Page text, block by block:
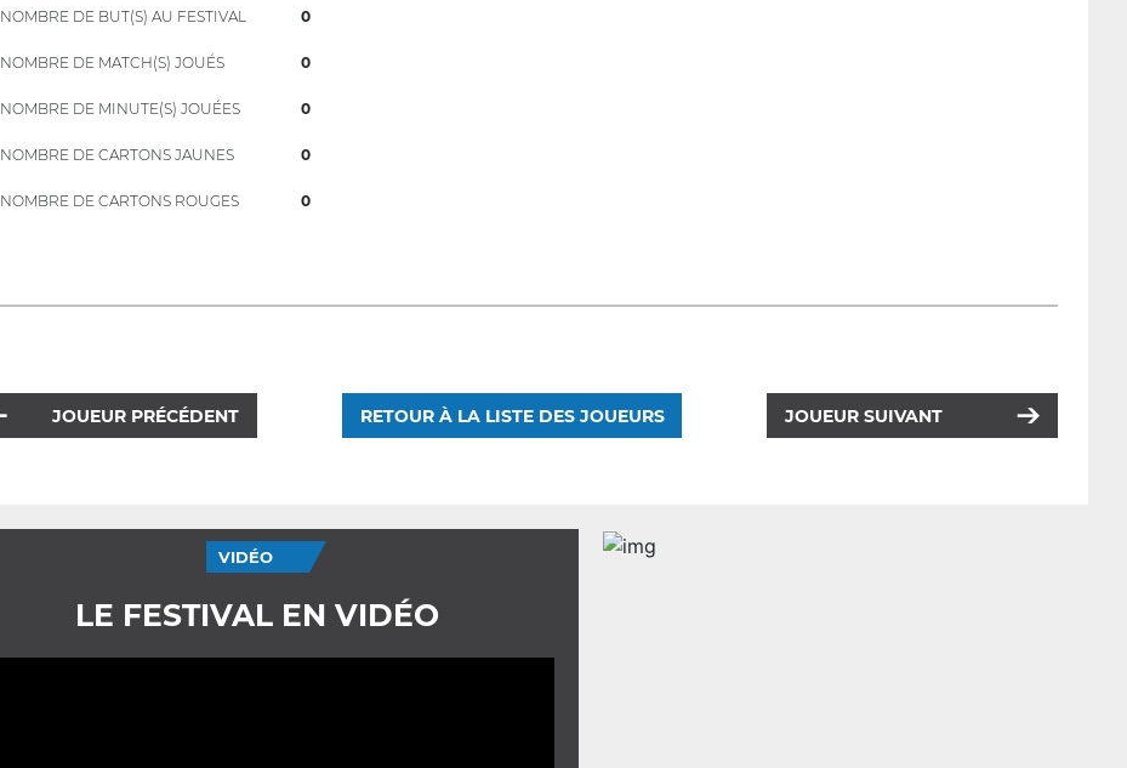
NOMBRE DE BUT(S) AU FESTIVAL 0
NOMBRE DE MATCH(S) JOUÉS 0
NOMBRE DE MINUTE(S) JOUÉES 0
NOMBRE DE CARTONS JAUNES 0
NOMBRE DE CARTONS ROUGES 0
JOUEUR PRÉCÉDENT RETOUR À LA LISTE DES JOUEURS JOUEUR SUIVANT
VIDÉO
LE FESTIVAL EN VIDÉO